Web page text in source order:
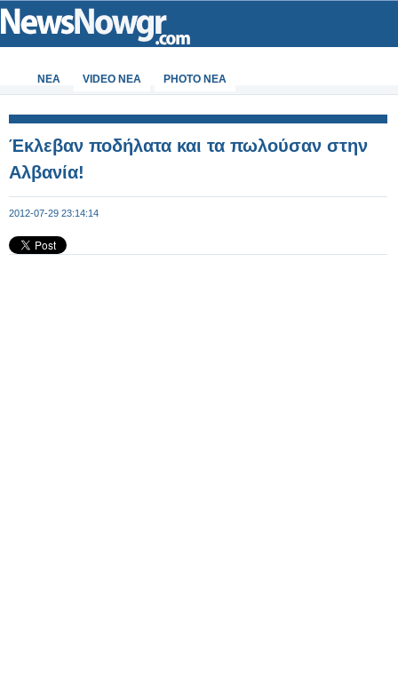
ΝΕΑ VIDEO NEA PHOTO NEA
Έκλεβαν ποδήλατα και τα πωλούσαν στην
Αλβανία!
2012-07-29 23:14:14